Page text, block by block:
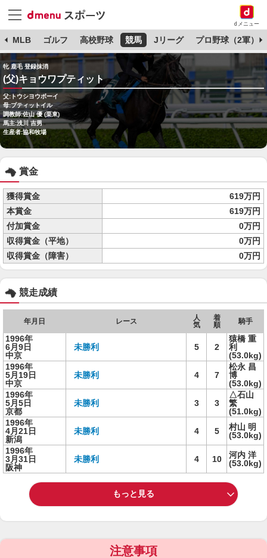
dメニュー
MLB ゴルフ 高校野球 競馬 Jリーグ プロ野球（2軍）
牝 鹿毛 登録抹消
(父)キョウワプティット
父:トウシヨウボーイ
母:プティットイル
調教師:佐山 優 (栗東)
馬主:浅川 吉男
生産者:協和牧場
賞金
獲得賞金
619万円
本賞金
619万円
付加賞金
0万円
収得賞金（平地）
0万円
収得賞金（障害）
0万円
競走成績
年月日 レース
人
気
着
順
騎手
1996年
6月9日
中京
未勝利 5 2
猿橋 重
利
(53.0kg)
1996年
5月19日
中京
未勝利 4 7
松永 昌
博
(53.0kg)
1996年
5月5日
京都
未勝利 3 3
△石山
繁
(51.0kg)
1996年
4月21日
新潟
未勝利 4 5
村山 明
(53.0kg)
1996年
3月31日
阪神
未勝利 4 10
河内 洋
(53.0kg)
もっと見る
注意事項